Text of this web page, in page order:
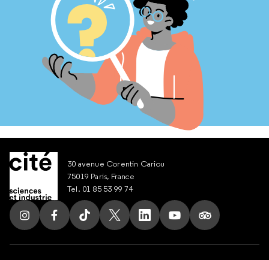
30 avenue Corentin Cariou
75019 Paris, France
Tel. 01 85 53 99 74
Suivez nous sur Instagram
Suivez nous sur Facebook
Suivez nous sur Tik Tok
Suivez nous sur X
Suivez nous sur LinkedIn
Suivez nous sur
Suivez nous